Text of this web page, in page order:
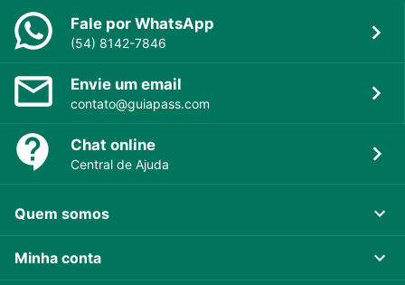
Fale por WhatsApp
(54) 8142-7846
Envie um email
contato@guiapass.com
Chat online
Central de Ajuda
Quem somos
Minha conta